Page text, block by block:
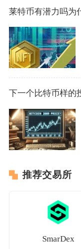
莱特币有潜力吗为
下一个比特币样的
推荐交易所
SmarDex